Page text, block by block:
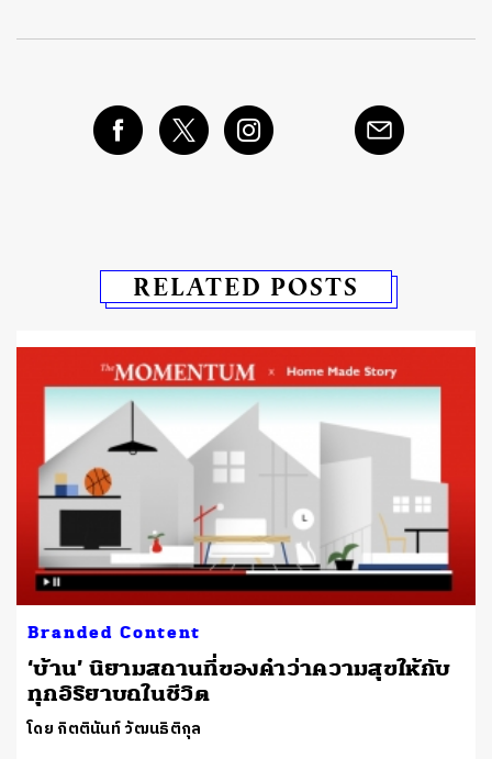
RELATED POSTS
Branded Content
‘บ้าน’ นิยามสถานที่ของคำว่าความสุขให้กับ
ทุกอิริยาบถในชีวิต
โดย กิตตินันท์ วัฒนธิติกุล